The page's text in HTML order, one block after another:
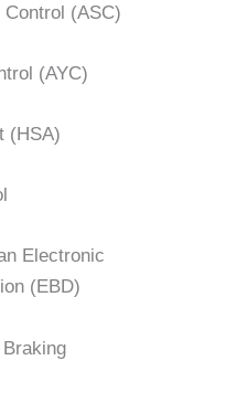
(ASC)
(AYC)
(HSA)
Electronic
(EBD)